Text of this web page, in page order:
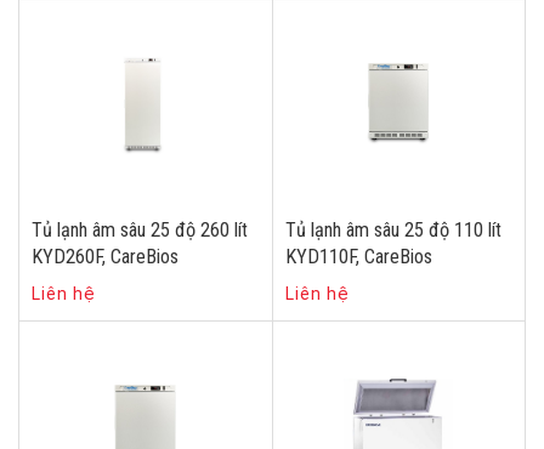
Tủ lạnh âm sâu 25 độ 260 lít
KYD260F, CareBios
Liên hệ
Tủ lạnh âm sâu 25 độ 110 lít
KYD110F, CareBios
Liên hệ